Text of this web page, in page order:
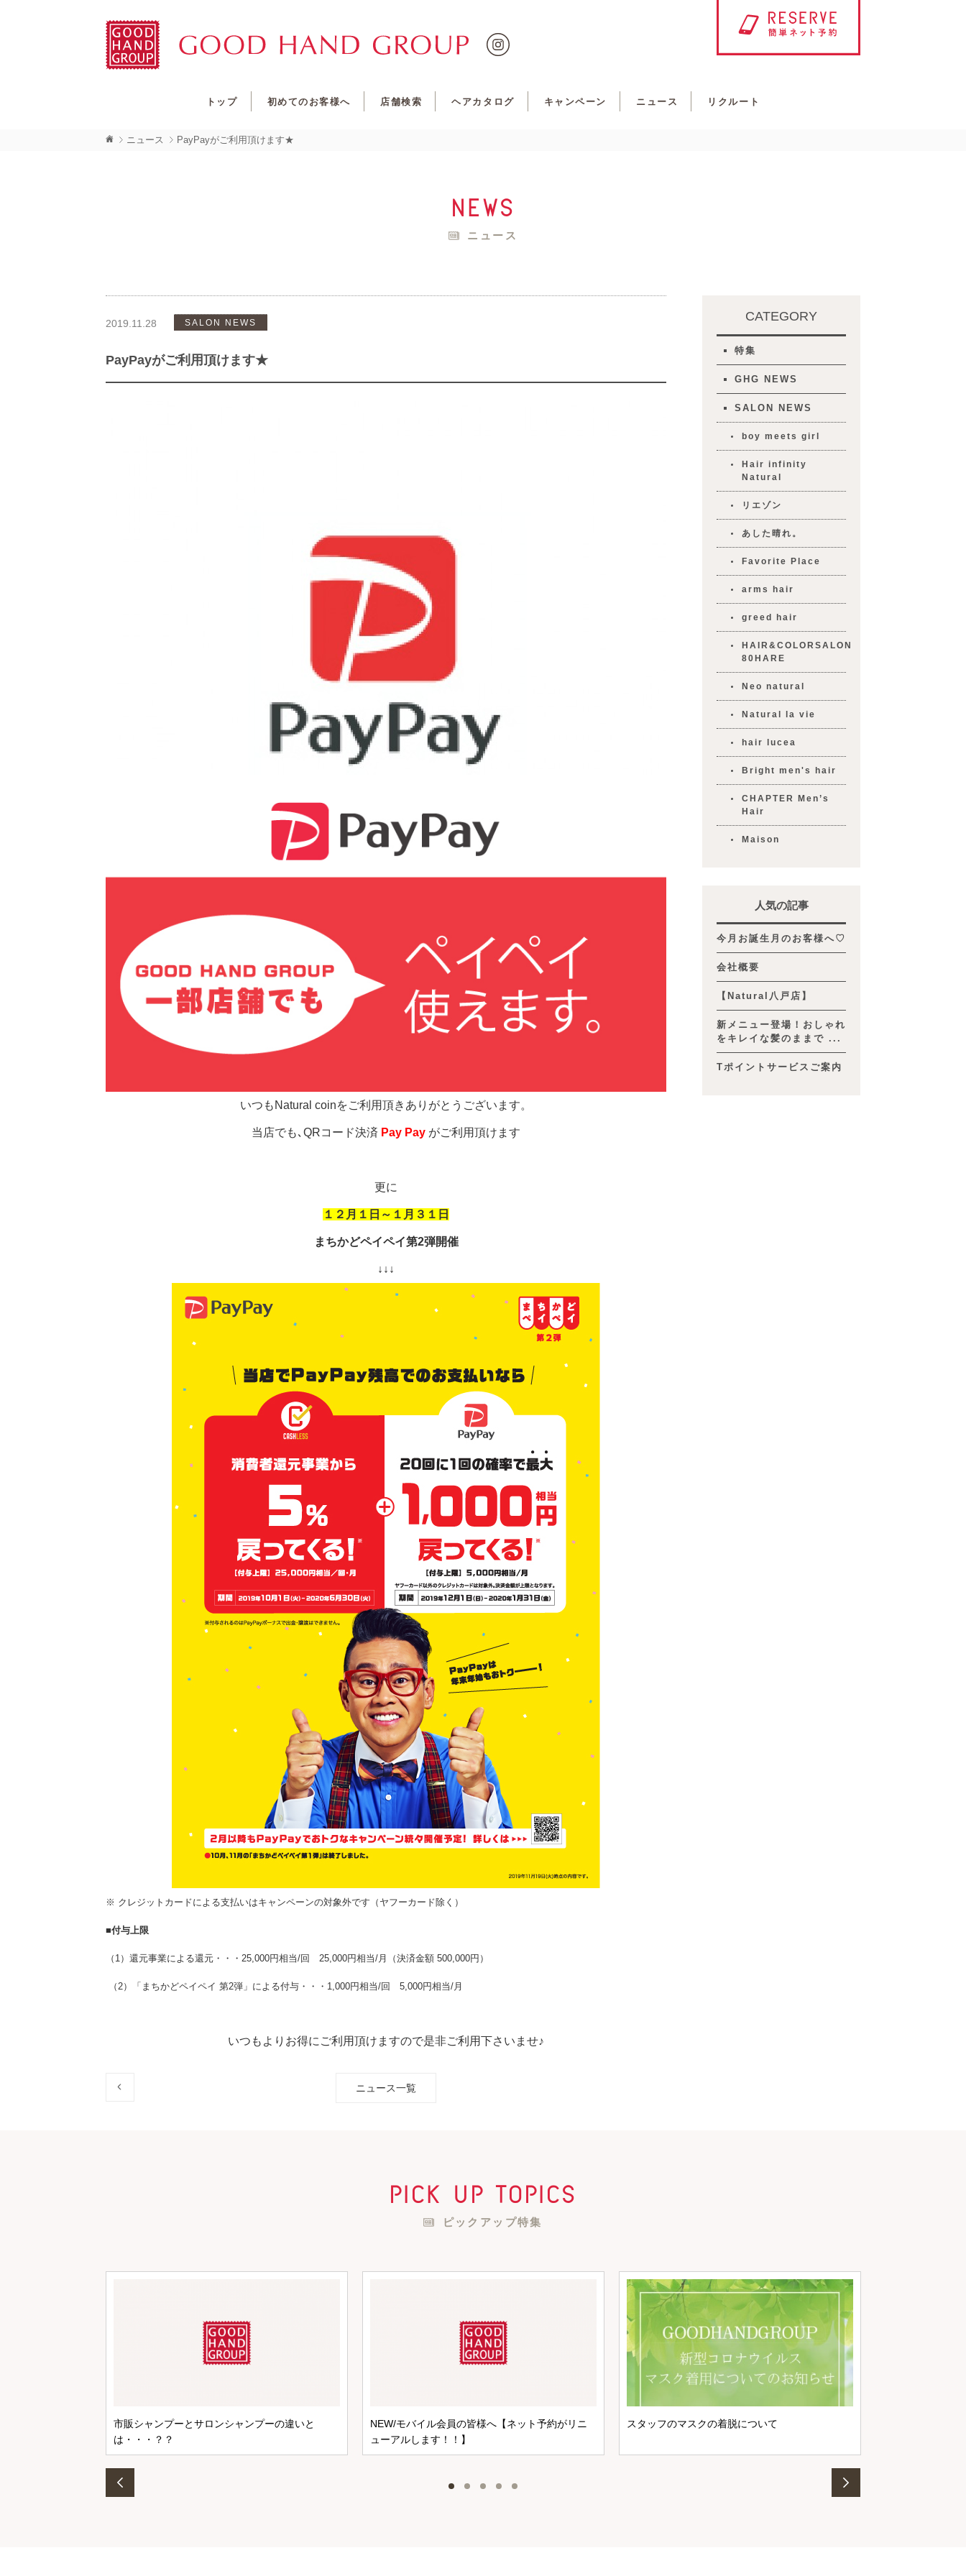
トップ 初めてのお客様へ 店舗検索 ヘアカタログ キャンペーン ニュース リクルート
ニュース PayPayがご利用頂けます★
news
ニュース
2019.11.28 SALON NEWS
PayPayがご利用頂けます★
いつもNatural coinをご利用頂きありがとうございます。
当店でも､QRコード決済 Pay Pay がご利用頂けます
更に
１２月１日～１月３１日
まちかどペイペイ第2弾開催
↓↓↓
※ クレジットカードによる支払いはキャンペーンの対象外です（ヤフーカード除く）
■付与上限
（1）還元事業による還元・・・ 25,000円相当/回 25,000円相当/月（決済金額 500,000円）
（2）「まちかどペイペイ 第2弾」による付与・・・ 1,000円相当/回 5,000円相当/月
いつもよりお得にご利用頂けますので是非ご利用下さいませ♪
ニュース一覧
CATEGORY
特集
GHG NEWS
SALON NEWS
boy meets girl
Hair infinity
Natural
リエゾン
あした晴れ。
Favorite Place
arms hair
greed hair
HAIR&COLORSALON
80HARE
Neo natural
Natural la vie
hair lucea
Bright men's hair
CHAPTER Men’s
Hair
Maison
人気の記事
今月お誕生月のお客様へ♡
会社概要
【Natural八戸店】
新メニュー登場！おしゃれ
をキレイな髪のままで ...
Tポイントサービスご案内
pick up topics
ピックアップ特集
市販シャンプーとサロンシャンプーの違いと
は・・・？？
NEW/モバイル会員の皆様へ【ネット予約がリニ
ューアルします！！】
スタッフのマスクの着脱について